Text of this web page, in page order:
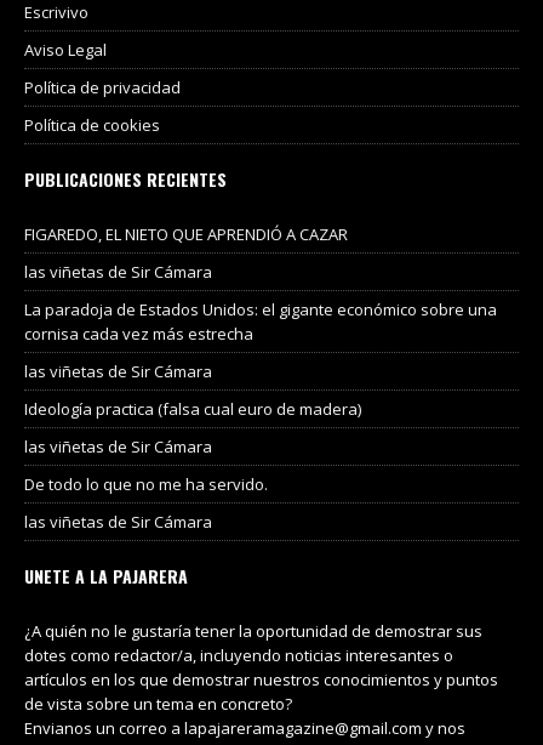
Escrivivo
Aviso Legal
Política de privacidad
Política de cookies
PUBLICACIONES RECIENTES
FIGAREDO, EL NIETO QUE APRENDIÓ A CAZAR
las viñetas de Sir Cámara
La paradoja de Estados Unidos: el gigante económico sobre una
cornisa cada vez más estrecha
las viñetas de Sir Cámara
Ideología practica (falsa cual euro de madera)
las viñetas de Sir Cámara
De todo lo que no me ha servido.
las viñetas de Sir Cámara
UNETE A LA PAJARERA
¿A quién no le gustaría tener la oportunidad de demostrar sus
dotes como redactor/a, incluyendo noticias interesantes o
artículos en los que demostrar nuestros conocimientos y puntos
de vista sobre un tema en concreto?
Envianos un correo a lapajareramagazine@gmail.com y nos